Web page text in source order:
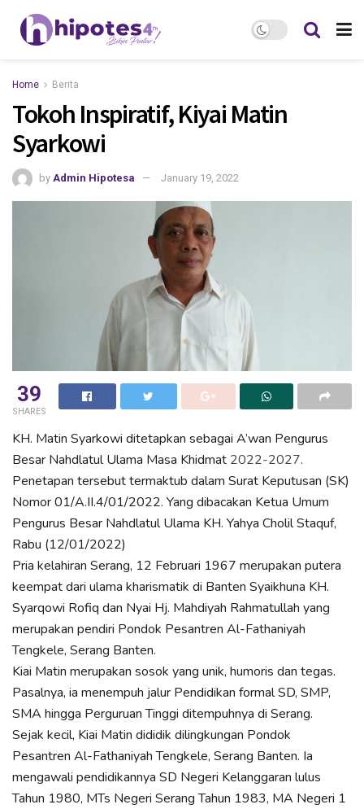
Home Berita
Tokoh Inspiratif, Kiyai Matin
Syarkowi
by Admin Hipotesa January 19, 2022
39
SHARES
KH. Matin Syarkowi ditetapkan sebagai A’wan Pengurus
Besar Nahdlatul Ulama Masa Khidmat 2022-2027.
Penetapan tersebut termaktub dalam Surat Keputusan (SK)
Nomor 01/A.II.4/01/2022. Yang dibacakan Ketua Umum
Pengurus Besar Nahdlatul Ulama KH. Yahya Cholil Staquf,
Rabu (12/01/2022)
Pria kelahiran Serang, 12 Februari 1967 merupakan putera
keempat dari ulama kharismatik di Banten Syaikhuna KH.
Syarqowi Rofiq dan Nyai Hj. Mahdiyah Rahmatullah yang
merupakan pendiri Pondok Pesantren Al-Fathaniyah
Tengkele, Serang Banten.
Kiai Matin merupakan sosok yang unik, humoris dan tegas.
Pasalnya, ia menempuh jalur Pendidikan formal SD, SMP,
SMA hingga Perguruan Tinggi ditempuhnya di Serang.
Sejak kecil, Kiai Matin dididik dilingkungan Pondok
Pesantren Al-Fathaniyah Tengkele, Serang Banten. Ia
mengawali pendidikannya SD Negeri Kelanggaran lulus
Tahun 1980, MTs Negeri Serang Tahun 1983, MA Negeri 1